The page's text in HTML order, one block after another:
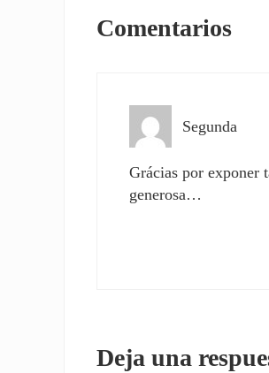
Comentarios
Segunda
Grácias por exponer
generosa…
Deja una